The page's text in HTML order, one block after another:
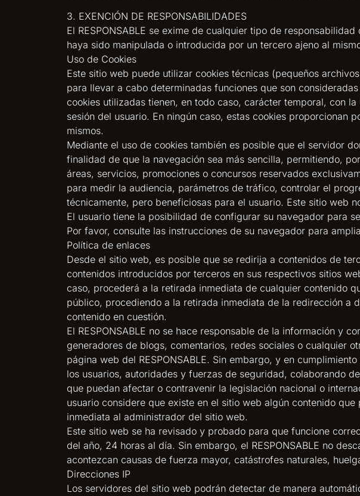
3. EXENCIÓN DE RESPONSABILIDADES
El RESPONSABLE se exime de cualquier tipo de
haya sido manipulada o introducida por un tercero ajeno al
Uso de Cookies
Este sitio web puede utilizar cookies técnicas (pequeños
para llevar a cabo determinadas funciones que son
cookies utilizadas tienen, en todo caso, carácter temporal, con
sesión del usuario. En ningún caso, estas cookies
mismos.
Mediante el uso de cookies también es posible que el servidor
finalidad de que la navegación sea más sencilla, permitiendo,
áreas, servicios, promociones o concursos reservados
para medir la audiencia, parámetros de tráfico, controlar el
técnicamente, pero beneficiosas para el usuario. Este sitio web
El usuario tiene la posibilidad de configurar su navegador para
Por favor, consulte las instrucciones de su navegador para
Política de enlaces
Desde el sitio web, es posible que se redirija a contenidos de
contenidos introducidos por terceros en sus respectivos sitios
caso, procederá a la retirada inmediata de cualquier contenido
público, procediendo a la retirada inmediata de la redirección a
contenido en cuestión.
El RESPONSABLE no se hace responsable de la información y
generadores de blogs, comentarios, redes sociales o cualquier
página web del RESPONSABLE. Sin embargo, y en
los usuarios, autoridades y fuerzas de seguridad, colaborando
que puedan afectar o contravenir la legislación nacional o
usuario considere que existe en el sitio web algún contenido
inmediata al administrador del sitio web.
Este sitio web se ha revisado y probado para que funcione
del año, 24 horas al día. Sin embargo, el RESPONSABLE no
acontezcan causas de fuerza mayor, catástrofes naturales,
Direcciones IP
Los servidores del sitio web podrán detectar de manera